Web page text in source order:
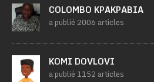
COLOMBO KPAKPABIA
a publié 2006 articles
KOMI DOVLOVI
a publié 1152 articles